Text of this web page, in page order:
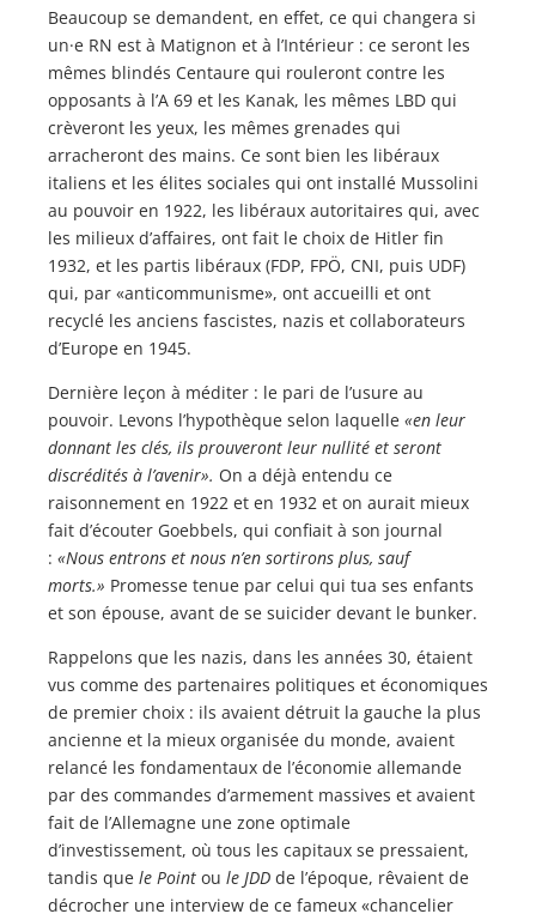
Beaucoup se demandent, en effet, ce qui changera si
un·e RN est à Matignon et à l’Intérieur : ce seront les
mêmes blindés Centaure qui rouleront contre les
opposants à l’A 69 et les Kanak, les mêmes LBD qui
crèveront les yeux, les mêmes grenades qui
arracheront des mains. Ce sont bien les libéraux
italiens et les élites sociales qui ont installé Mussolini
au pouvoir en 1922, les libéraux autoritaires qui, avec
les milieux d’affaires, ont fait le choix de Hitler fin
1932, et les partis libéraux (FDP, FPÖ, CNI, puis UDF)
qui, par «anticommunisme», ont accueilli et ont
recyclé les anciens fascistes, nazis et collaborateurs
d’Europe en 1945.
Dernière leçon à méditer : le pari de l’usure au
pouvoir. Levons l’hypothèque selon laquelle «en leur
donnant les clés, ils prouveront leur nullité et seront
discrédités à l’avenir». On a déjà entendu ce
raisonnement en 1922 et en 1932 et on aurait mieux
fait d’écouter Goebbels, qui confiait à son journal
: «Nous entrons et nous n’en sortirons plus, sauf
morts.» Promesse tenue par celui qui tua ses enfants
et son épouse, avant de se suicider devant le bunker.
Rappelons que les nazis, dans les années 30, étaient
vus comme des partenaires politiques et économiques
de premier choix : ils avaient détruit la gauche la plus
ancienne et la mieux organisée du monde, avaient
relancé les fondamentaux de l’économie allemande
par des commandes d’armement massives et avaient
fait de l’Allemagne une zone optimale
d’investissement, où tous les capitaux se pressaient,
tandis que le Point ou le JDD de l’époque, rêvaient de
décrocher une interview de ce fameux «chancelier